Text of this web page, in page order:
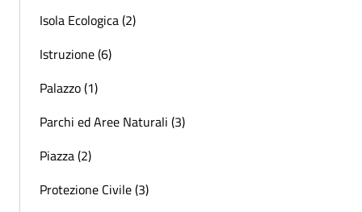
Isola Ecologica (2)
Istruzione (6)
Palazzo (1)
Parchi ed Aree Naturali (3)
Piazza (2)
Protezione Civile (3)